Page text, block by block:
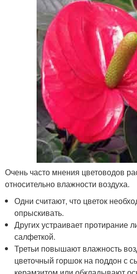
Очень часто мнения цветоводов
относительно влажности воздуха.
Одни считают, что цветок
опрыскивать.
Других устраивает протирание
салфеткой.
Третьи повышают влажность
цветочный горшок на поддон с